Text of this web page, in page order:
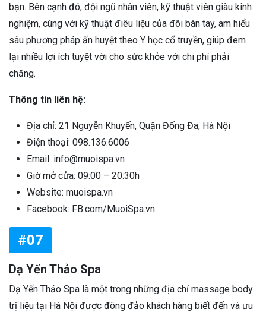
bạn. Bên cạnh đó, đội ngũ nhân viên, kỹ thuật viên giàu kinh
nghiệm, cùng với kỹ thuật điêu liệu của đôi bàn tay, am hiểu
sâu phương pháp ấn huyệt theo Y học cổ truyền, giúp đem
lại nhiều lợi ích tuyệt vời cho sức khỏe với chi phí phải
chăng.
Thông tin liên hệ:
Địa chỉ: 21 Nguyễn Khuyến, Quận Đống Đa, Hà Nội
Điện thoại: 098.136.6006
Email: info@muoispa.vn
Giờ mở cửa: 09:00 – 20:30h
Website: muoispa.vn
Facebook: FB.com/MuoiSpa.vn
#07
Dạ Yến Thảo Spa
Dạ Yến Thảo Spa là một trong những địa chỉ massage body
trị liệu tại Hà Nội được đông đảo khách hàng biết đến và ưu